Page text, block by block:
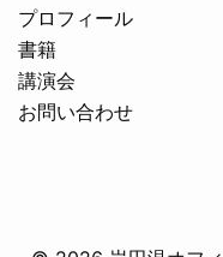
プロフィール
書籍
講演会
お問い合わせ